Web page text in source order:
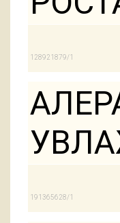
128921879/1
191365628/1